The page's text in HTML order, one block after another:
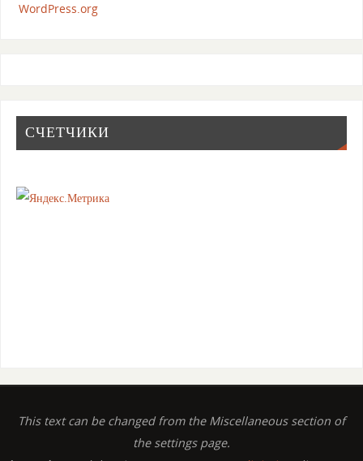
WordPress.org
СЧЕТЧИКИ
This text can be changed from the Miscellaneous section of
the settings page.